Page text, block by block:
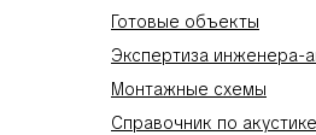
Готовые объекты
Экспертиза инженера-
Монтажные схемы
Справочник по